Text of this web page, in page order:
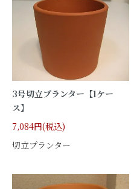
3号切立プランター【1ケー
ス】
7,084円(税込)
切立プランター